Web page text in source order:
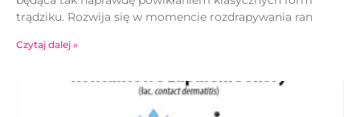
trądziku. Rozwija się w momencie rozdrapywania ran
Czytaj dalej »